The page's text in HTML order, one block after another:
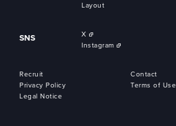
Layout
SNS X
Instagram
Recruit
Contact
Privacy Policy
Terms of Use
Legal Notice